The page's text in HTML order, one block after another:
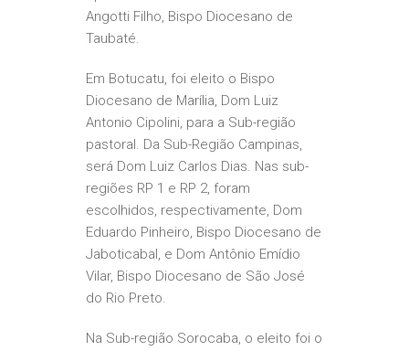
Angotti Filho, Bispo Diocesano de
Taubaté.
Em Botucatu, foi eleito o Bispo
Diocesano de Marília, Dom Luiz
Antonio Cipolini, para a Sub-região
pastoral. Da Sub-Região Campinas,
será Dom Luiz Carlos Dias. Nas sub-
regiões RP 1 e RP 2, foram
escolhidos, respectivamente, Dom
Eduardo Pinheiro, Bispo Diocesano de
Jaboticabal, e Dom Antônio Emídio
Vilar, Bispo Diocesano de São José
do Rio Preto.
Na Sub-região Sorocaba, o eleito foi o